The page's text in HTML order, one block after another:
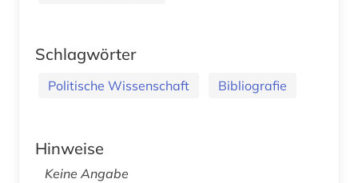
Schlagwörter
Politische Wissenschaft Bibliografie
Hinweise
Keine Angabe